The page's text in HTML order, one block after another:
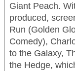
Giant Peach.
produced,
Run (Golden
Comedy),
to the Galaxy,
the Hedge,